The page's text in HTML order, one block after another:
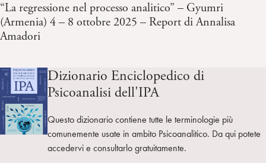
“La regressione nel processo analitico” – Gyumri
(Armenia) 4 – 8 ottobre 2025 – Report di Annalisa
Amadori
Dizionario Enciclopedico di
Psicoanalisi dell'IPA
Questo dizionario contiene tutte le terminologie più
comunemente usate in ambito Psicoanalitico. Da qui potete
accedervi e consultarlo gratuitamente.